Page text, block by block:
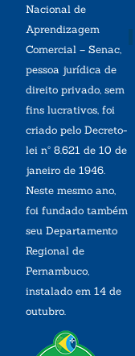
Nacional de
Aprendizagem
Comercial – Senac,
pessoa jurídica de
direito privado, sem
fins lucrativos, foi
criado pelo Decreto-
lei nº 8.621 de 10 de
janeiro de 1946.
Neste mesmo ano,
foi fundado também
seu Departamento
Regional de
Pernambuco,
instalado em 14 de
outubro.